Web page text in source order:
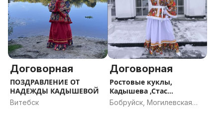
Договорная
ПОЗДРАВЛЕНИЕ ОТ
НАДЕЖДЫ КАДЫШЕВОЙ
Витебск
Договорная
Ростовые куклы,
Кадышева ,Стас
Михайлов, аниматор.
Бобруйск, Могилевская